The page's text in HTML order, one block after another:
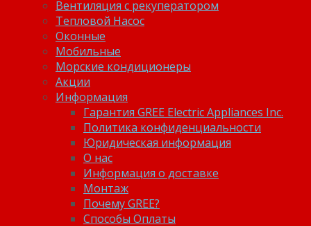
Вентиляция с рекуператором
Тепловой Насос
Оконные
Мобильные
Морские кондиционеры
Акции
Информация
Гарантия GREE Electric Appliances Inc.
Политика конфиденциальности
Юридическая информация
О нас
Информация о доставке
Монтаж
Почему GREE?
Способы Оплаты